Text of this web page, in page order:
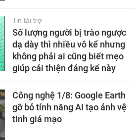
Tin tài trợ
Số lượng người bị trào ngược
dạ dày thì nhiều vô kể nhưng
không phải ai cũng biết mẹo
giúp cải thiện đáng kể này
Công nghệ 1/8: Google Earth
gỡ bỏ tính năng AI tạo ảnh vệ
tinh giả mạo